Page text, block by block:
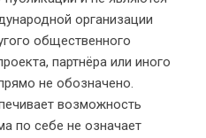
организации
общественного
партнёра или иного
не обозначено.
возможность
по себе не означает